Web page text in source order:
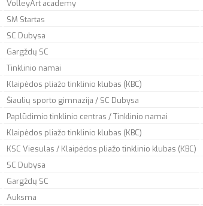
VolleyArt academy
SM Startas
SC Dubysa
Gargždų SC
Tinklinio namai
Klaipėdos pliažo tinklinio klubas (KBC)
Šiaulių sporto gimnazija / SC Dubysa
Paplūdimio tinklinio centras / Tinklinio namai
Klaipėdos pliažo tinklinio klubas (KBC)
KSC Viesulas / Klaipėdos pliažo tinklinio klubas (KBC)
SC Dubysa
Gargždų SC
Auksma